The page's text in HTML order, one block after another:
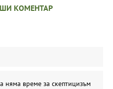
КОМЕНТАР
няма време за скептицизъм